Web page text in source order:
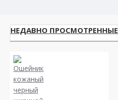
НЕДАВНО ПРОСМОТРЕННЫЕ